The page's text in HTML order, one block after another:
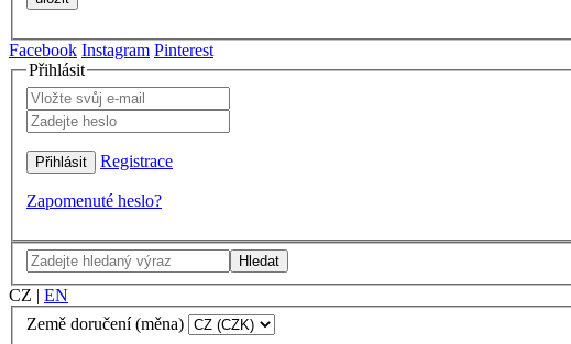
Facebook Instagram Pinterest
Přihlásit
Registrace
Zapomenuté heslo?
Hledat
CZ | EN
Země doručení (měna)